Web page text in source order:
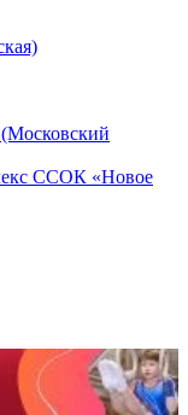
ССОК «Новое